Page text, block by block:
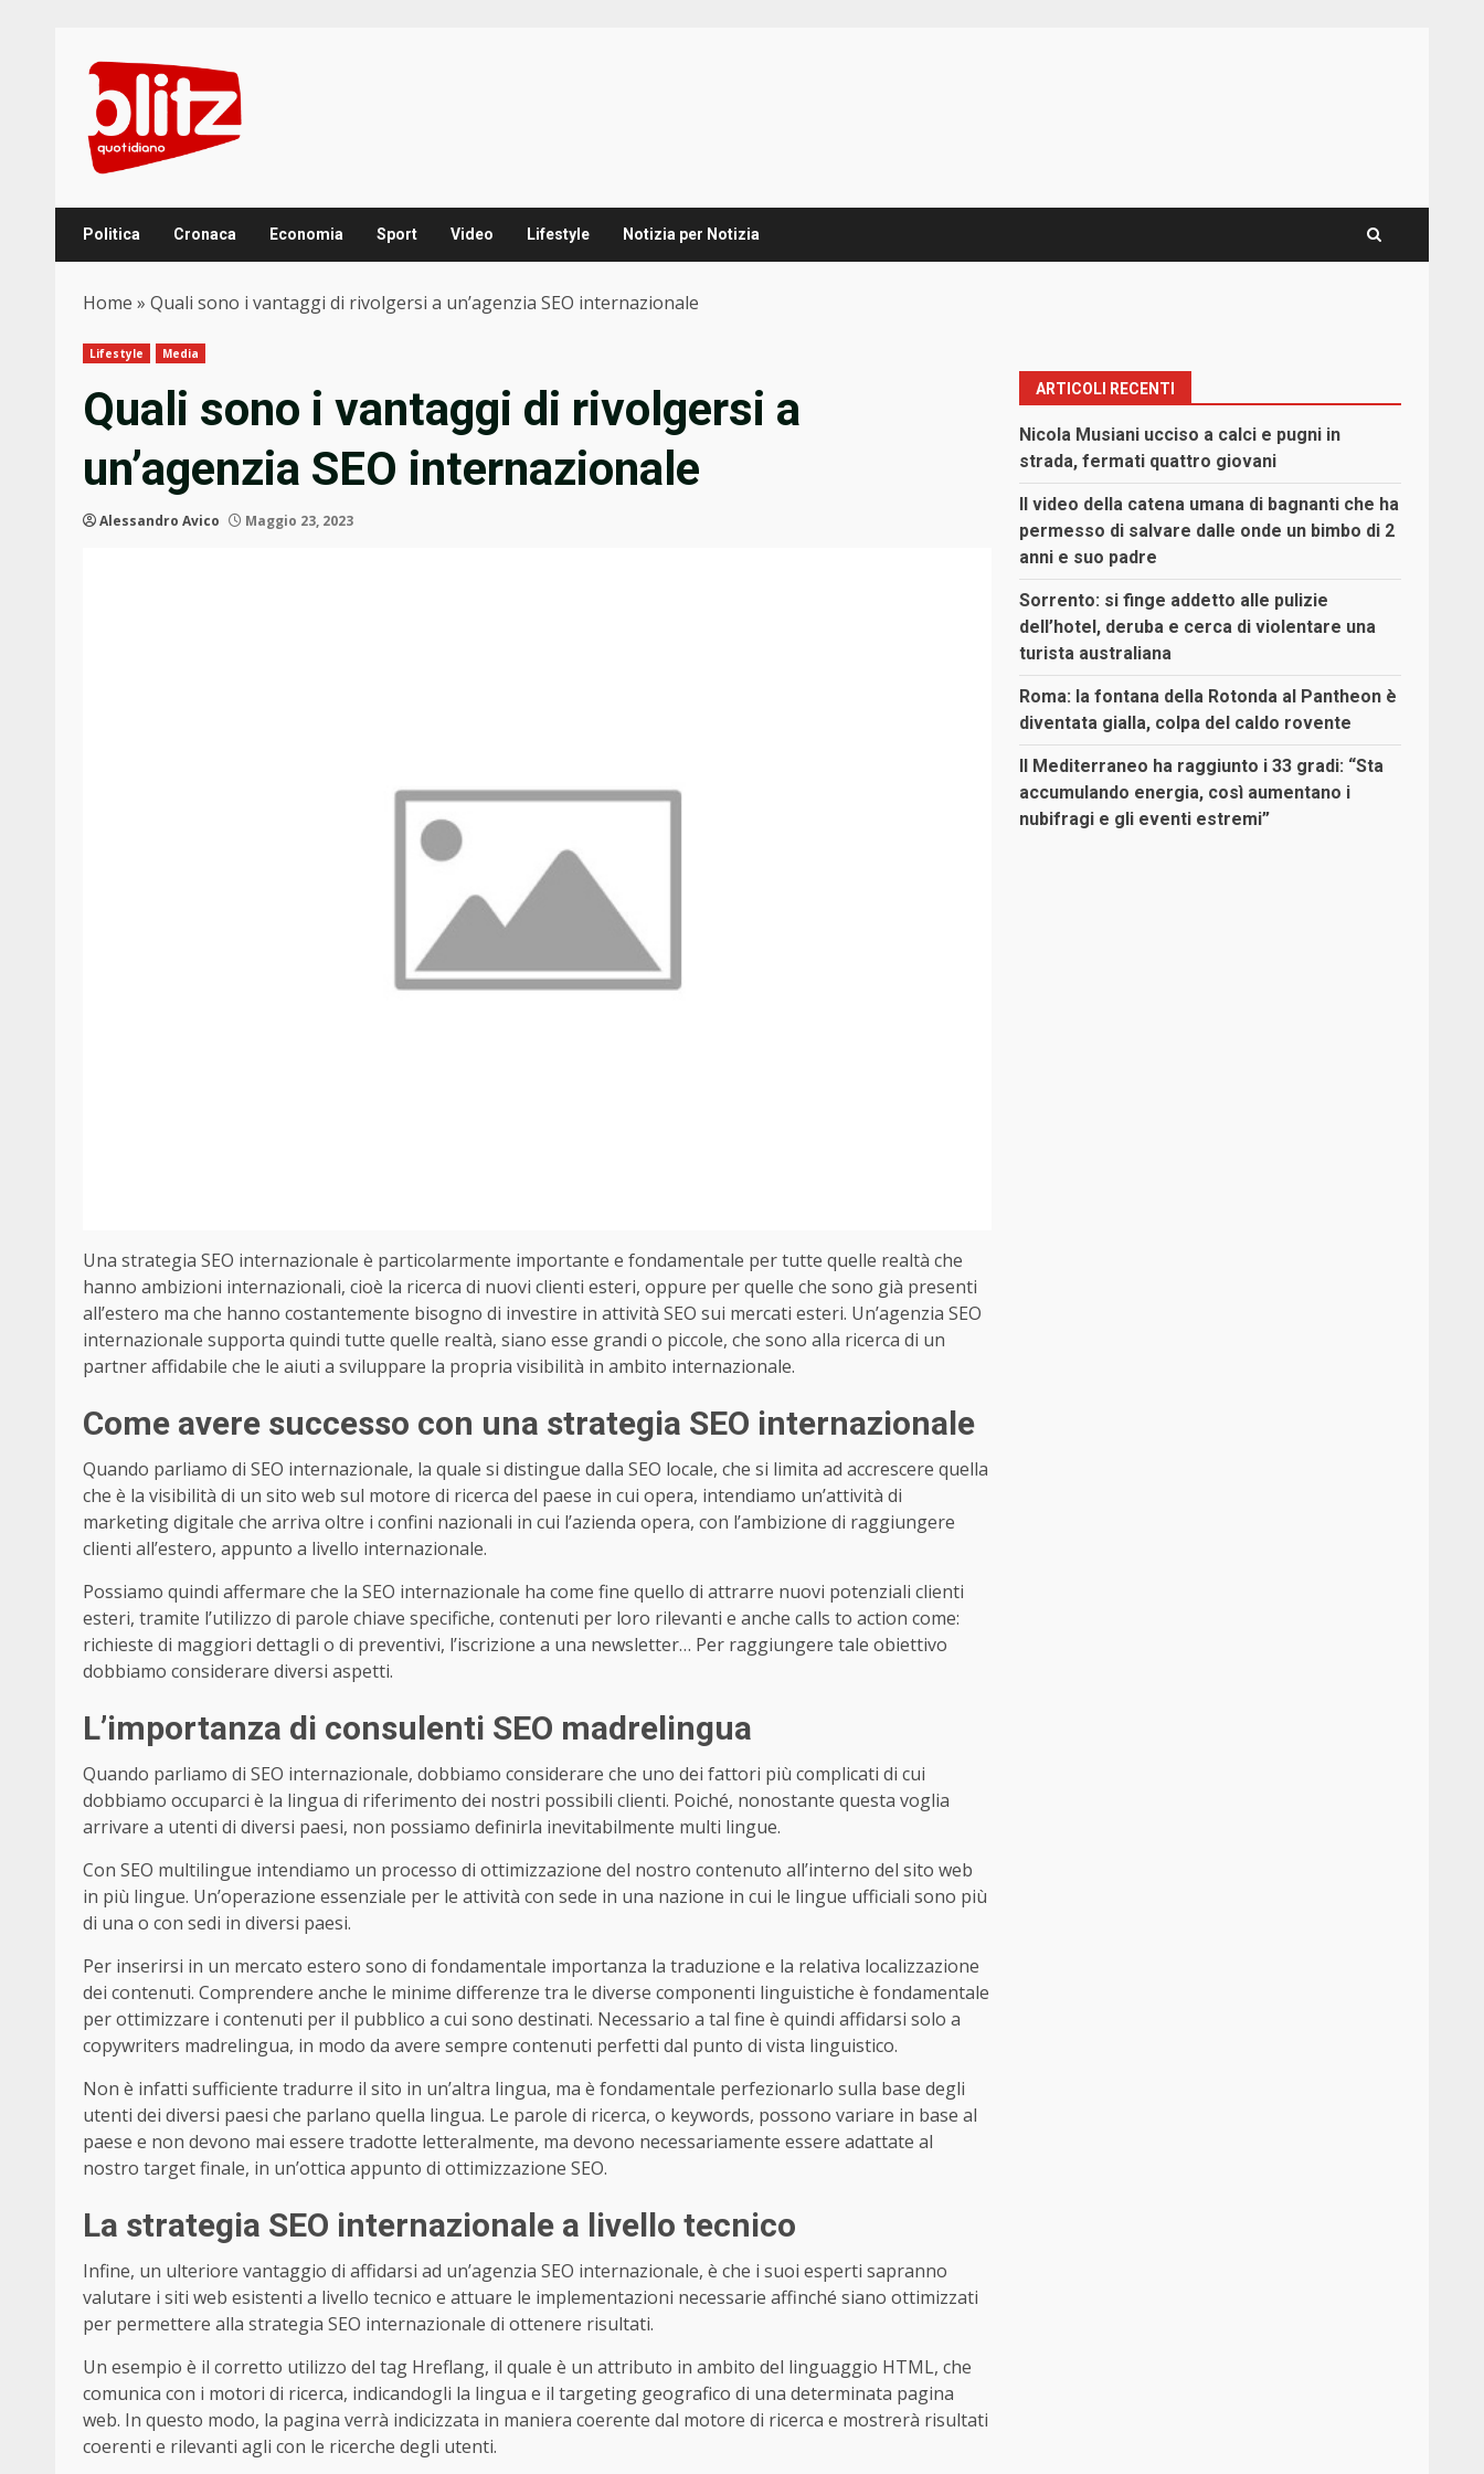
content
Politica Cronaca Economia Sport Video Lifestyle Notizia per Notizia
Home » Quali sono i vantaggi di rivolgersi a un’agenzia SEO internazionale
Lifestyle Media
Quali sono i vantaggi di rivolgersi a
un’agenzia SEO internazionale
Alessandro Avico Maggio 23, 2023
Una strategia SEO internazionale è particolarmente importante e fondamentale per tutte quelle realtà che
hanno ambizioni internazionali, cioè la ricerca di nuovi clienti esteri, oppure per quelle che sono già presenti
all’estero ma che hanno costantemente bisogno di investire in attività SEO sui mercati esteri. Un’agenzia SEO
internazionale supporta quindi tutte quelle realtà, siano esse grandi o piccole, che sono alla ricerca di un
partner affidabile che le aiuti a sviluppare la propria visibilità in ambito internazionale.
Come avere successo con una strategia SEO internazionale
Quando parliamo di SEO internazionale, la quale si distingue dalla SEO locale, che si limita ad accrescere quella
che è la visibilità di un sito web sul motore di ricerca del paese in cui opera, intendiamo un’attività di
marketing digitale che arriva oltre i confini nazionali in cui l’azienda opera, con l’ambizione di raggiungere
clienti all’estero, appunto a livello internazionale.
Possiamo quindi affermare che la SEO internazionale ha come fine quello di attrarre nuovi potenziali clienti
esteri, tramite l’utilizzo di parole chiave specifiche, contenuti per loro rilevanti e anche calls to action come:
richieste di maggiori dettagli o di preventivi, l’iscrizione a una newsletter… Per raggiungere tale obiettivo
dobbiamo considerare diversi aspetti.
L’importanza di consulenti SEO madrelingua
Quando parliamo di SEO internazionale, dobbiamo considerare che uno dei fattori più complicati di cui
dobbiamo occuparci è la lingua di riferimento dei nostri possibili clienti. Poiché, nonostante questa voglia
arrivare a utenti di diversi paesi, non possiamo definirla inevitabilmente multi lingue.
Con SEO multilingue intendiamo un processo di ottimizzazione del nostro contenuto all’interno del sito web
in più lingue. Un’operazione essenziale per le attività con sede in una nazione in cui le lingue ufficiali sono più
di una o con sedi in diversi paesi.
Per inserirsi in un mercato estero sono di fondamentale importanza la traduzione e la relativa localizzazione
dei contenuti. Comprendere anche le minime differenze tra le diverse componenti linguistiche è fondamentale
per ottimizzare i contenuti per il pubblico a cui sono destinati. Necessario a tal fine è quindi affidarsi solo a
copywriters madrelingua, in modo da avere sempre contenuti perfetti dal punto di vista linguistico.
Non è infatti sufficiente tradurre il sito in un’altra lingua, ma è fondamentale perfezionarlo sulla base degli
utenti dei diversi paesi che parlano quella lingua. Le parole di ricerca, o keywords, possono variare in base al
paese e non devono mai essere tradotte letteralmente, ma devono necessariamente essere adattate al
nostro target finale, in un’ottica appunto di ottimizzazione SEO.
La strategia SEO internazionale a livello tecnico
Infine, un ulteriore vantaggio di affidarsi ad un’agenzia SEO internazionale, è che i suoi esperti sapranno
valutare i siti web esistenti a livello tecnico e attuare le implementazioni necessarie affinché siano ottimizzati
per permettere alla strategia SEO internazionale di ottenere risultati.
Un esempio è il corretto utilizzo del tag Hreflang, il quale è un attributo in ambito del linguaggio HTML, che
comunica con i motori di ricerca, indicandogli la lingua e il targeting geografico di una determinata pagina
web. In questo modo, la pagina verrà indicizzata in maniera coerente dal motore di ricerca e mostrerà risultati
coerenti e rilevanti agli con le ricerche degli utenti.
ARTICOLI RECENTI
Nicola Musiani ucciso a calci e pugni in
strada, fermati quattro giovani
Il video della catena umana di bagnanti che ha
permesso di salvare dalle onde un bimbo di 2
anni e suo padre
Sorrento: si finge addetto alle pulizie
dell’hotel, deruba e cerca di violentare una
turista australiana
Roma: la fontana della Rotonda al Pantheon è
diventata gialla, colpa del caldo rovente
Il Mediterraneo ha raggiunto i 33 gradi: “Sta
accumulando energia, così aumentano i
nubifragi e gli eventi estremi”